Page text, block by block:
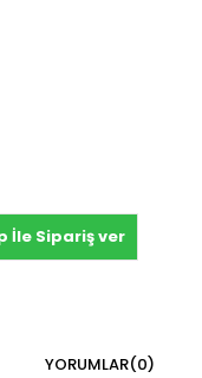
İle Sipariş ver
YORUMLAR(0)